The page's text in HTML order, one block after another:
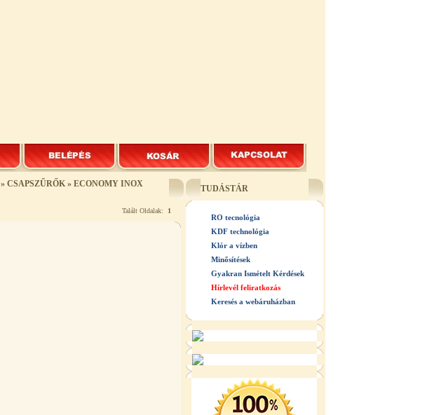
» CSAPSZŰRŐK » ECONOMY INOX
Talált Oldalak: 1
TUDÁSTÁR
RO tecnológia
KDF technológia
Klór a vízben
Minősítések
Gyakran Ismételt Kérdések
Hírlevél feliratkozás
Keresés a webáruházban